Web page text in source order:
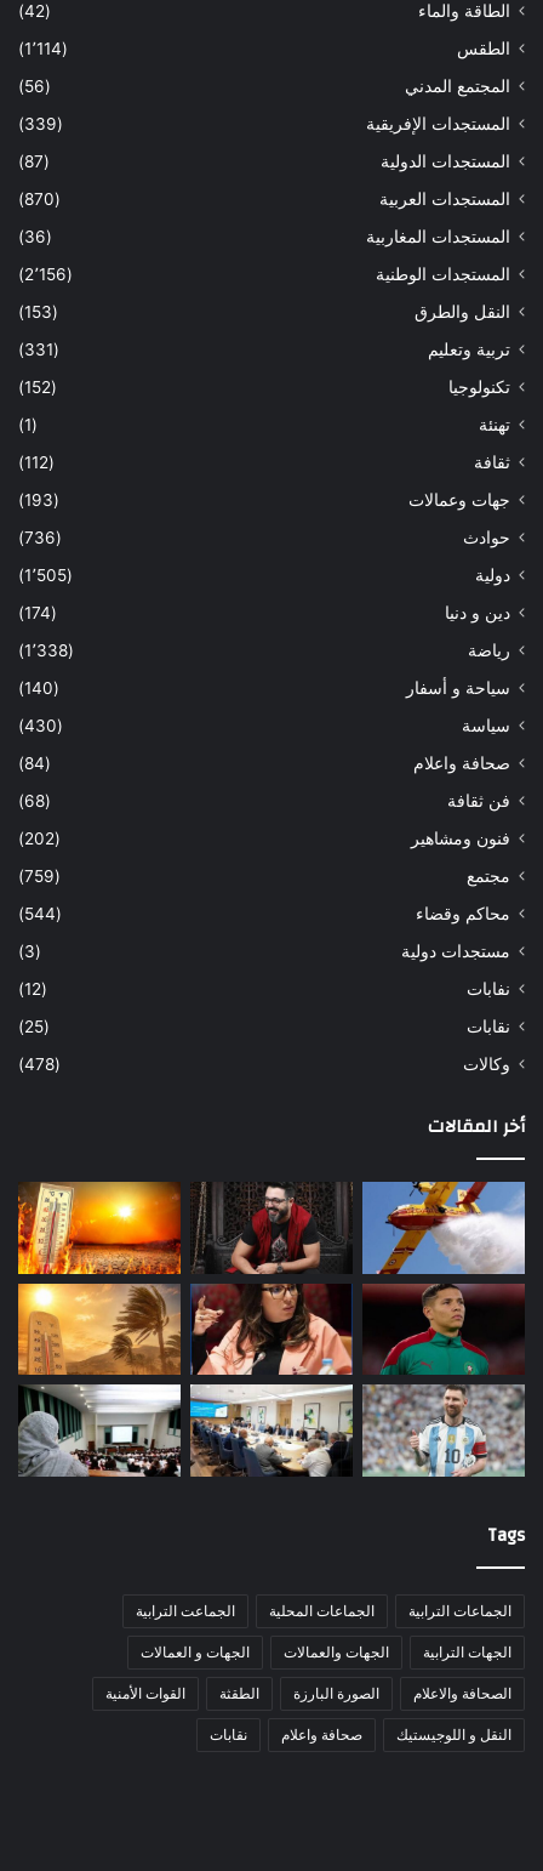
الطاقة والماء
(42)
الطقس
(1٬114)
المجتمع المدني
(56)
المستجدات الإفريقية
(339)
المستجدات الدولية
(87)
المستجدات العربية
(870)
المستجدات المغاربية
(36)
المستجدات الوطنية
(2٬156)
النقل والطرق
(153)
تربية وتعليم
(331)
تكنولوجيا
(152)
تهنئة
(1)
ثقافة
(112)
جهات وعمالات
(193)
حوادث
(736)
دولية
(1٬505)
دين و دنيا
(174)
رياضة
(1٬338)
سياحة و أسفار
(140)
سياسة
(430)
صحافة واعلام
(84)
فن ثقافة
(68)
فنون ومشاهير
(202)
مجتمع
(759)
محاكم وقضاء
(544)
مستجدات دولية
(3)
نفابات
(12)
نقابات
(25)
وكالات
(478)
أخر المقالات
Tags
الجماعات الترابية الجماعات المحلية الجماعت الترابية
الجهات الترابية الجهات والعمالات الجهات و العمالات
الصحافة والاعلام الصورة البارزة الطقثة القوات الأمنية
النقل و اللوجيستيك صحافة واعلام نقابات